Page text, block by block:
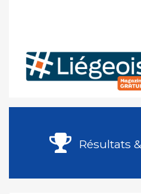
Résultats